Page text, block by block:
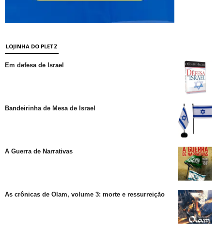
LOJINHA DO PLETZ
Em defesa de Israel
Bandeirinha de Mesa de Israel
A Guerra de Narrativas
As crônicas de Olam, volume 3: morte e ressurreição